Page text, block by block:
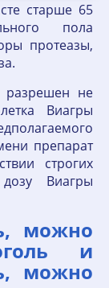
старше 65
пола
протеазы,
разрешен не
Виагры
препарат
строгих
Виагры
можно
и
можно